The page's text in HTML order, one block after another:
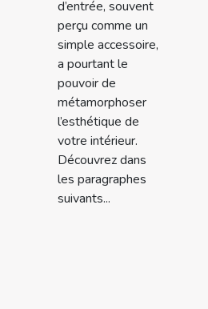
d’entrée, souvent
perçu comme un
simple accessoire,
a pourtant le
pouvoir de
métamorphoser
l’esthétique de
votre intérieur.
Découvrez dans
les paragraphes
suivants...